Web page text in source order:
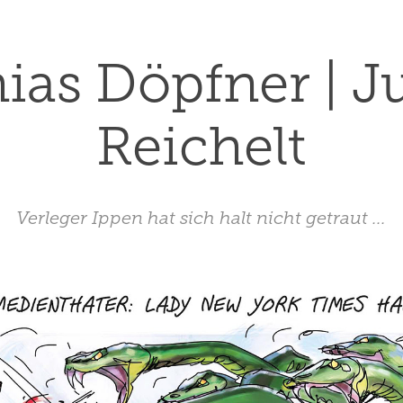
Döpfner |
Reichelt
Verleger Ippen hat sich halt nicht getraut ...